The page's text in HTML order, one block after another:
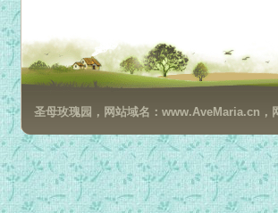
014.常年期第3周星期日日间祷.mp3
015.常年期第3周星期一日间祷.mp3
016.常年期第3周星期二日间祷.mp3
017.常年期第3周星期三日间祷.mp3
018.常年期第3周星期四日间祷.mp3
019.常年期第3周星期五日间祷.mp3
圣母玫瑰园，网站域名：www.AveMaria.cn